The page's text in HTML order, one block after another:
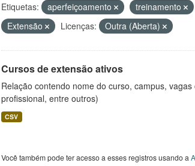
Etiquetas: aperfeiçoamento treinamento
Extensão
Licenças: Outra (Aberta)
Cursos de extensão ativos
Relação contendo nome do curso, campus,
profissional, entre outros)
CSV
Você também pode ter acesso a esses registros usando a